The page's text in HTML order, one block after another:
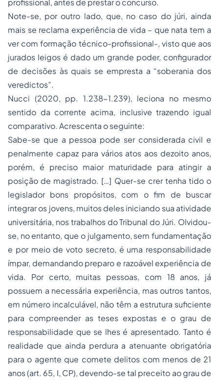
profissional, antes de prestar o concurso.
Note-se, por outro lado, que, no caso do júri, ainda
mais se reclama experiência de vida – que nata tem a
ver com formação técnico-profissional-, visto que aos
jurados leigos é dado um grande poder, configurador
de decisões às quais se empresta a “soberania dos
veredictos”.
Nucci (2020, pp. 1.238-1.239), leciona no mesmo
sentido da corrente acima, inclusive trazendo igual
comparativo. Acrescenta o seguinte:
Sabe-se que a pessoa pode ser considerada civil e
penalmente capaz para vários atos aos dezoito anos,
porém, é preciso maior maturidade para atingir a
posição de magistrado. […] Quer-se crer tenha tido o
legislador bons propósitos, com o fim de buscar
integrar os jovens, muitos deles iniciando sua atividade
universitária, nos trabalhos do Tribunal do Júri. Olvidou-
se, no entanto, que o julgamento, sem fundamentação
e por meio de voto secreto, é uma responsabilidade
ímpar, demandando preparo e razoável experiência de
vida. Por certo, muitas pessoas, com 18 anos, já
possuem a necessária experiência, mas outros tantos,
em número incalculável, não têm a estrutura suficiente
para compreender as teses expostas e o grau de
responsabilidade que se lhes é apresentado. Tanto é
realidade que ainda perdura a atenuante obrigatória
para o agente que comete delitos com menos de 21
anos (art. 65, I, CP), devendo-se tal preceito ao grau de